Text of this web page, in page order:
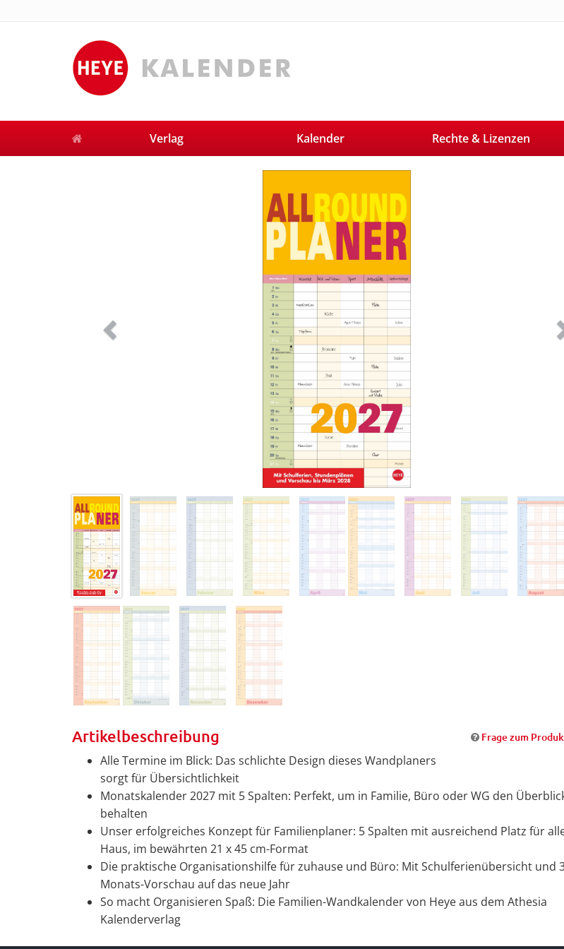
Verlag Kalender Rechte & Lizenzen
Artikelbeschreibung Frage zum
Alle Termine im Blick: Das schlichte Design dieses Wandplaners
sorgt für Übersichtlichkeit
Monatskalender 2027 mit 5 Spalten: Perfekt, um in Familie, Büro oder WG den
behalten
Unser erfolgreiches Konzept für Familienplaner: 5 Spalten mit ausreichend Platz für
Haus, im bewährten 21 x 45 cm-Format
Die praktische Organisationshilfe für zuhause und Büro: Mit Schulferienübersicht und
Monats-Vorschau auf das neue Jahr
So macht Organisieren Spaß: Die Familien-Wandkalender von Heye aus dem Athesia
Kalenderverlag